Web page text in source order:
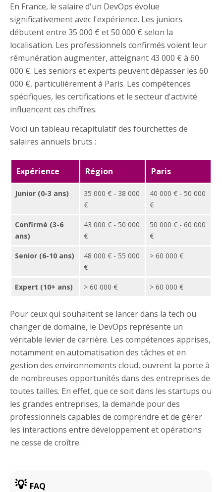
En France, le salaire d'un DevOps évolue
significativement avec l'expérience. Les juniors
débutent entre 35 000 € et 50 000 € selon la
localisation. Les professionnels confirmés voient leur
rémunération augmenter, atteignant 43 000 € à 60
000 €. Les seniors et experts peuvent dépasser les 60
000 €, particulièrement à Paris. Les compétences
spécifiques, les certifications et le secteur d'activité
influencent ces chiffres.
Voici un tableau récapitulatif des fourchettes de
salaires annuels bruts :
Expérience Région Paris
Junior (0-3 ans)
35 000 € - 38 000
€
40 000 € - 50 000
€
Confirmé (3-6
ans)
43 000 € - 50 000
€
50 000 € - 60 000
€
Senior (6-10 ans)
48 000 € - 55 000
€
> 60 000 €
Expert (10+ ans) > 60 000 € > 60 000 €
Pour ceux qui souhaitent se lancer dans la tech ou
changer de domaine, le DevOps représente un
véritable levier de carrière. Les compétences apprises,
notamment en automatisation des tâches et en
gestion des environnements cloud, ouvrent la porte à
de nombreuses opportunités dans des entreprises de
toutes tailles. En effet, que ce soit dans les startups ou
les grandes entreprises, la demande pour des
professionnels capables de comprendre et de gérer
les interactions entre développement et opérations
ne cesse de croître.
FAQ